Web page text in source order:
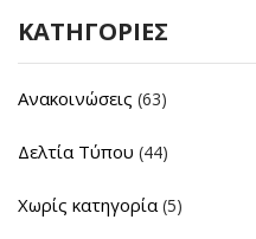
ΚΑΤΗΓΟΡΊΕΣ
Ανακοινώσεις (63)
Δελτία Τύπου (44)
Χωρίς κατηγορία(5)